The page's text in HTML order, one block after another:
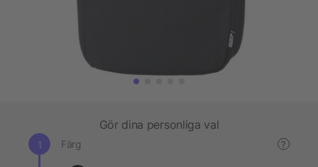
Gör dina personliga val
Färg ?